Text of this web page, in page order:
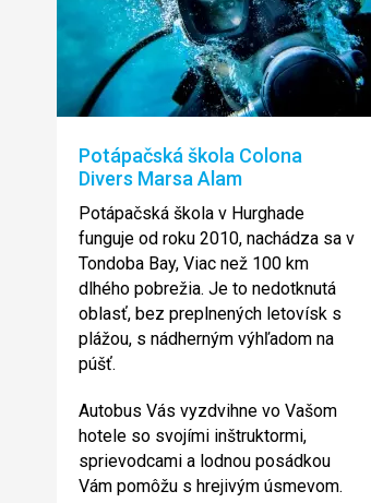
Potápačská škola Colona
Divers Marsa Alam
Potápačská škola v Hurghade
funguje od roku 2010, nachádza sa v
Tondoba Bay, Viac než 100 km
dlhého pobrežia. Je to nedotknutá
oblasť, bez preplnených letovísk s
plážou, s nádherným výhľadom na
púšť.
Autobus Vás vyzdvihne vo Vašom
hotele so svojími inštruktormi,
sprievodcami a lodnou posádkou
Vám pomôžu s hrejivým úsmevom.